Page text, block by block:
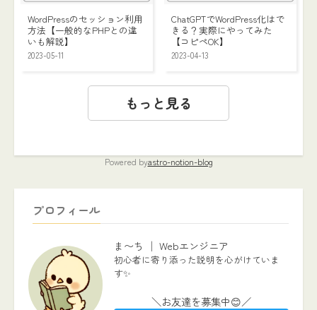
WordPressのセッション利用
方法【一般的なPHPとの違
いも解説】
2023-05-11
ChatGPTでWordPress化はで
きる？実際にやってみた
【コピペOK】
2023-04-13
もっと見る
Powered byastro-notion-blog
プロフィール
ま〜ち │ Webエンジニア
初心者に寄り添った説明を心がけていま
す✨
＼お友達を募集中😊／